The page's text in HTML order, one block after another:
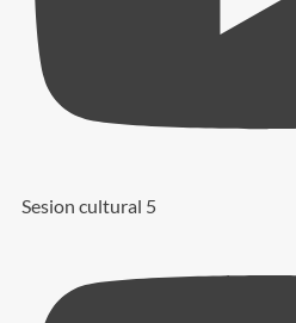
Sesion cultural 5